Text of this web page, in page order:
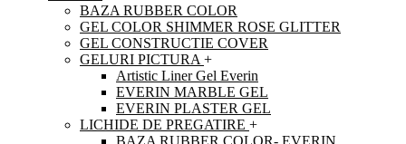
BAZA RUBBER COLOR
GEL COLOR SHIMMER ROSE GLITTER
GEL CONSTRUCTIE COVER
GELURI PICTURA +
Artistic Liner Gel Everin
EVERIN MARBLE GEL
EVERIN PLASTER GEL
LICHIDE DE PREGATIRE +
BAZA RUBBER COLOR- EVERIN